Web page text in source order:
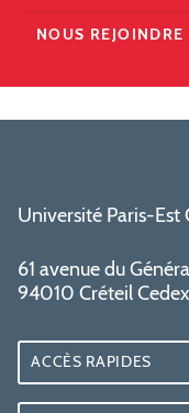
NOUS REJOINDRE
Université Paris-Est
61 avenue du
94010 Créteil
ACCÈS RAPIDES